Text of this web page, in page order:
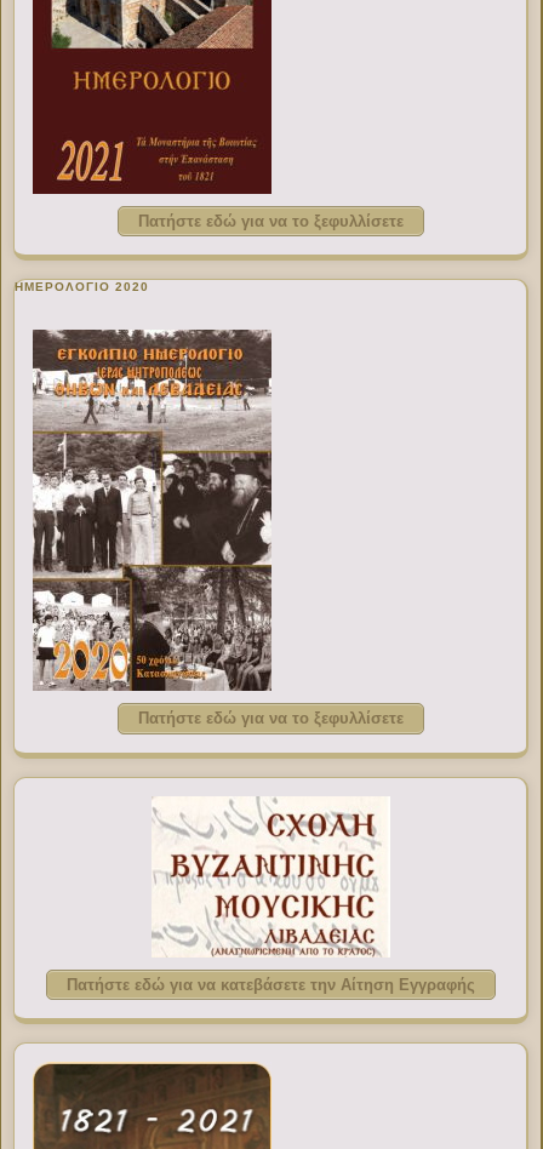
Πατήστε εδώ για να το ξεφυλλίσετε
ΗΜΕΡΟΛΟΓΙΟ 2020
Πατήστε εδώ για να το ξεφυλλίσετε
Πατήστε εδώ για να κατεβάσετε την Αίτηση Εγγραφής